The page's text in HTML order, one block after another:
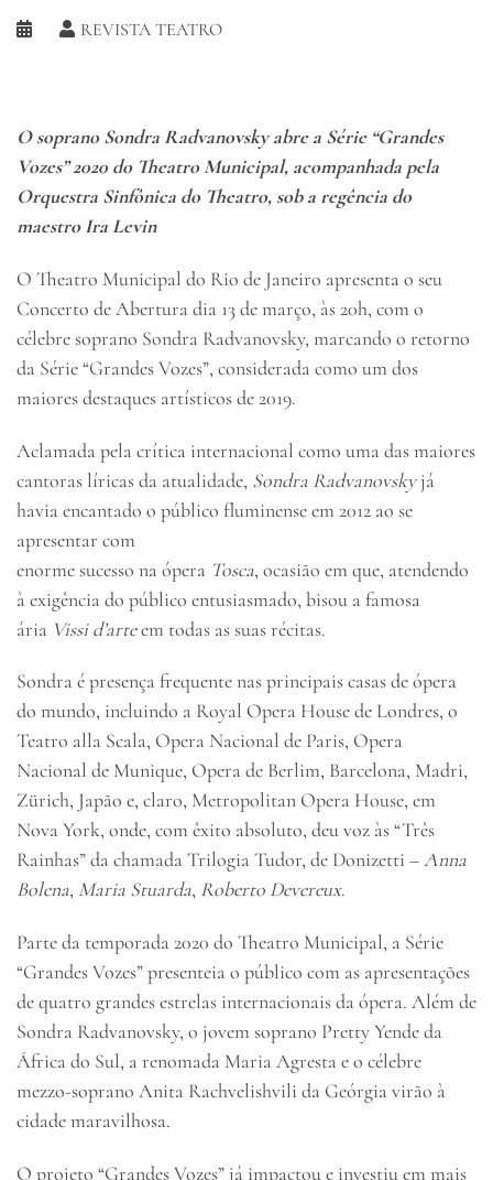
REVISTA TEATRO
O soprano Sondra Radvanovsky abre a Série “Grandes
Vozes” 2020 do Theatro Municipal, acompanhada pela
Orquestra Sinfônica do Theatro, sob a regência do
maestro Ira Levin
O Theatro Municipal do Rio de Janeiro apresenta o seu
Concerto de Abertura dia 13 de março, às 20h, com o
célebre soprano Sondra Radvanovsky, marcando o retorno
da Série “Grandes Vozes”, considerada como um dos
maiores destaques artísticos de 2019.
Aclamada pela crítica internacional como uma das maiores
cantoras líricas da atualidade, Sondra Radvanovskyjá
havia encantado o público fluminense em 2012 ao se
apresentar com
enorme sucesso na ópera Tosca, ocasião em que, atendendo
à exigência do público entusiasmado, bisou a famosa
ária Vissi d’arteem todas as suas récitas.
Sondra é presença frequente nas principais casas de ópera
do mundo, incluindo a Royal Opera House de Londres, o
Teatro alla Scala, Opera Nacional de Paris, Opera
Nacional de Munique, Opera de Berlim, Barcelona, Madri,
Zürich, Japão e, claro, Metropolitan Opera House, em
Nova York, onde, com êxito absoluto, deu voz às “Três
Rainhas” da chamada Trilogia Tudor, de Donizetti –Anna
Bolena, Maria Stuarda, Roberto Devereux.
Parte da temporada 2020 do Theatro Municipal, a Série
“Grandes Vozes” presenteia o público com as apresentações
de quatro grandes estrelas internacionais da ópera. Além de
Sondra Radvanovsky, o jovem soprano Pretty Yende da
África do Sul, a renomada Maria Agresta e o célebre
mezzo-soprano Anita Rachvelishvili da Geórgia virão à
cidade maravilhosa.
O projeto “Grandes Vozes” já impactou e investiu em mais